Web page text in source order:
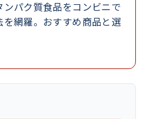
パク質食品をコンビニで
を網羅。おすすめ商品と選